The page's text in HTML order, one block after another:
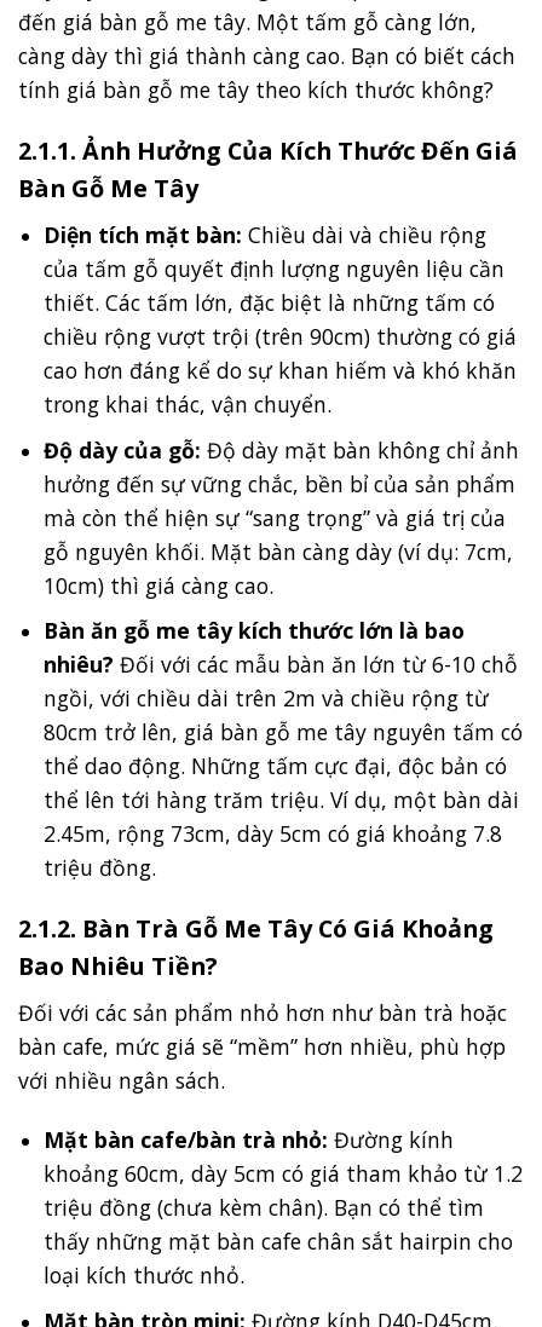
đến giá bàn gỗ me tây. Một tấm gỗ càng lớn,
càng dày thì giá thành càng cao. Bạn có biết cách
tính giá bàn gỗ me tây theo kích thước không?
2.1.1. Ảnh Hưởng Của Kích Thước Đến Giá
Bàn Gỗ Me Tây
Diện tích mặt bàn: Chiều dài và chiều rộng
của tấm gỗ quyết định lượng nguyên liệu cần
thiết. Các tấm lớn, đặc biệt là những tấm có
chiều rộng vượt trội (trên 90cm) thường có giá
cao hơn đáng kể do sự khan hiếm và khó khăn
trong khai thác, vận chuyển.
Độ dày của gỗ: Độ dày mặt bàn không chỉ ảnh
hưởng đến sự vững chắc, bền bỉ của sản phẩm
mà còn thể hiện sự “sang trọng” và giá trị của
gỗ nguyên khối. Mặt bàn càng dày (ví dụ: 7cm,
10cm) thì giá càng cao.
Bàn ăn gỗ me tây kích thước lớn là bao
nhiêu? Đối với các mẫu bàn ăn lớn từ 6-10 chỗ
ngồi, với chiều dài trên 2m và chiều rộng từ
80cm trở lên, giá bàn gỗ me tây nguyên tấm có
thể dao động. Những tấm cực đại, độc bản có
thể lên tới hàng trăm triệu. Ví dụ, một bàn dài
2.45m, rộng 73cm, dày 5cm có giá khoảng 7.8
triệu đồng.
2.1.2. Bàn Trà Gỗ Me Tây Có Giá Khoảng
Bao Nhiêu Tiền?
Đối với các sản phẩm nhỏ hơn như bàn trà hoặc
bàn cafe, mức giá sẽ “mềm” hơn nhiều, phù hợp
với nhiều ngân sách.
Mặt bàn cafe/bàn trà nhỏ: Đường kính
khoảng 60cm, dày 5cm có giá tham khảo từ 1.2
triệu đồng (chưa kèm chân). Bạn có thể tìm
thấy những mặt bàn cafe chân sắt hairpin cho
loại kích thước nhỏ.
Mặt bàn tròn mini: Đường kính D40-D45cm.